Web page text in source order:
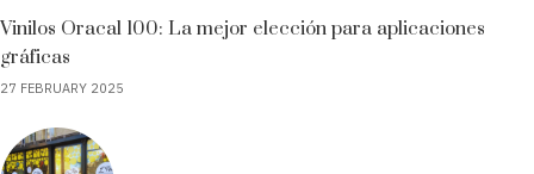
Vinilos Oracal 100: La mejor elección para aplicaciones
gráficas
27 FEBRUARY 2025